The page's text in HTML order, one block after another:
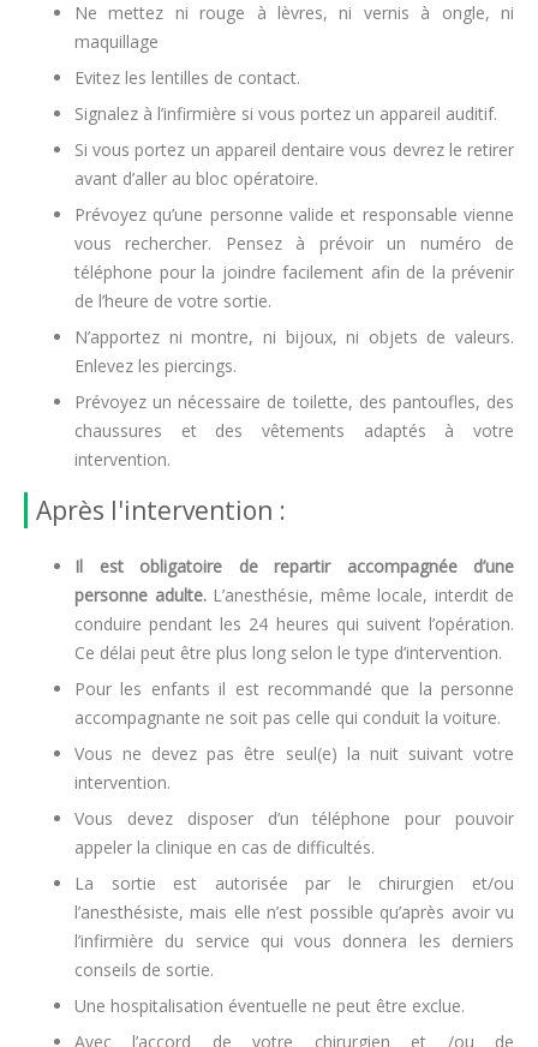
Ne mettez ni rouge à lèvres, ni vernis à ongle, ni
maquillage
Evitez les lentilles de contact.
Signalez à l’infirmière si vous portez un appareil auditif.
Si vous portez un appareil dentaire vous devrez le retirer
avant d’aller au bloc opératoire.
Prévoyez qu’une personne valide et responsable vienne
vous rechercher. Pensez à prévoir un numéro de
téléphone pour la joindre facilement afin de la prévenir
de l’heure de votre sortie.
N’apportez ni montre, ni bijoux, ni objets de valeurs.
Enlevez les piercings.
Prévoyez un nécessaire de toilette, des pantoufles, des
chaussures et des vêtements adaptés à votre
intervention.
Après l'intervention :
Il est obligatoire de repartir accompagnée d’une
personne adulte.L’anesthésie, même locale, interdit de
conduire pendant les 24 heures qui suivent l’opération.
Ce délai peut être plus long selon le type d’intervention.
Pour les enfants il est recommandé que la personne
accompagnante ne soit pas celle qui conduit la voiture.
Vous ne devez pas être seul(e) la nuit suivant votre
intervention.
Vous devez disposer d’un téléphone pour pouvoir
appeler la clinique en cas de difficultés.
La sortie est autorisée par le chirurgien et/ou
l’anesthésiste, mais elle n’est possible qu’après avoir vu
l’infirmière du service qui vous donnera les derniers
conseils de sortie.
Une hospitalisation éventuelle ne peut être exclue.
Avec l’accord de votre chirurgien et /ou de